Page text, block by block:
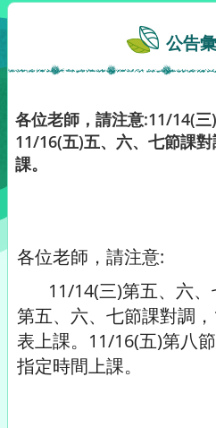
公告
各位老師，請注意:11/14(
11/16(五)五、六、七節課
課。
各位老師，請注意:
11/14(三)第五、六、
第五、六、七節課對調
表上課。11/16(五)第八
指定時間上課。